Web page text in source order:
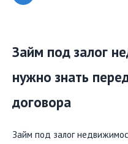
Займ под залог
нужно знать
договора
Займ под залог